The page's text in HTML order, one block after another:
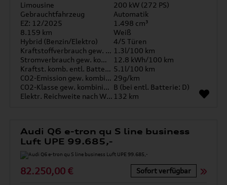
Limousine
200 kW (272 PS)
Gebrauchtfahrzeug
Automatik
EZ: 12/2025
1.498 cm³
8.159 km
Weiß
Hybrid (Benzin/Elektro)
4/5 Türen
Kraftstoffverbrauch gew. kombiniert 1.3l/100 km
Stromverbrauch gew. kombiniert
12.8 kWh/100 km
Kraftst. komb. entl. Batterie 5.1l/100 km
CO2-Emission gew. kombiniert 29g/km
CO2-Klasse gew. kombiniert B (bei entl. Batterie: D)
Elektr. Reichweite nach WLTP* 132 km
Audi Q6 e-tron qu S line business
Luft UPE 99.685,-
82.250,00 € Sofort verfügbar